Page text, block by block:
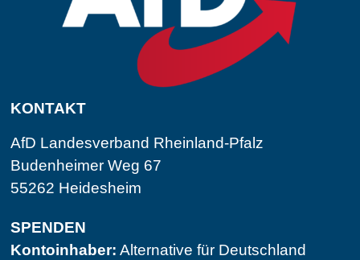
KONTAKT
AfD Landesverband Rheinland-Pfalz
Budenheimer Weg 67
55262 Heidesheim
SPENDEN
Kontoinhaber: Alternative für Deutschland